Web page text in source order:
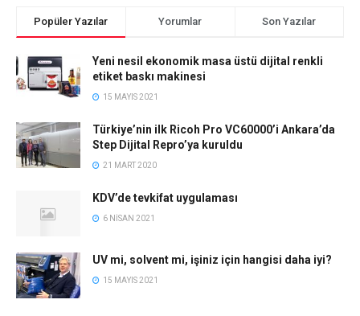
Popüler Yazılar Yorumlar Son Yazılar
Yeni nesil ekonomik masa üstü dijital renkli
etiket baskı makinesi
15 MAYIS 2021
Türkiye’nin ilk Ricoh Pro VC60000’i Ankara’da
Step Dijital Repro’ya kuruldu
21 MART 2020
KDV’de tevkifat uygulaması
6 NISAN 2021
UV mi, solvent mi, işiniz için hangisi daha iyi?
15 MAYIS 2021